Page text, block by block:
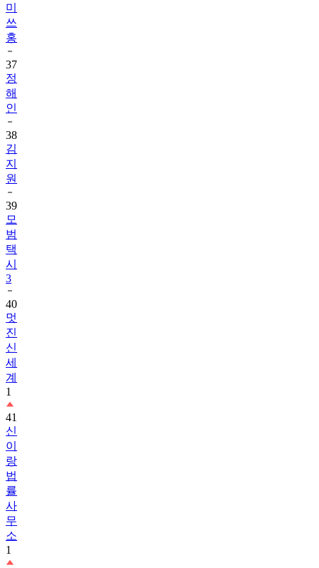
미
쓰
홍
37
정
해
인
38
김
지
원
39
모
범
택
시
3
40
멋
진
신
세
계
1
41
신
이
랑
법
률
사
무
소
1